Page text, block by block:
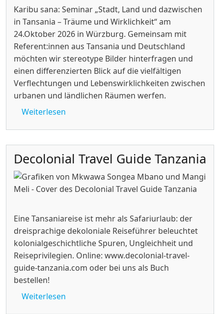
Karibu sana: Seminar „Stadt, Land und dazwischen
in Tansania – Träume und Wirklichkeit“ am
24.Oktober 2026 in Würzburg. Gemeinsam mit
Referent:innen aus Tansania und Deutschland
möchten wir stereotype Bilder hinterfragen und
einen differenzierten Blick auf die vielfältigen
Verflechtungen und Lebenswirklichkeiten zwischen
urbanen und ländlichen Räumen werfen.
Weiterlesen
Decolonial Travel Guide Tanzania
Eine Tansaniareise ist mehr als Safariurlaub: der
dreisprachige dekoloniale Reiseführer beleuchtet
kolonialgeschichtliche Spuren, Ungleichheit und
Reiseprivilegien. Online: www.decolonial-travel-
guide-tanzania.com oder bei uns als Buch
bestellen!
Weiterlesen